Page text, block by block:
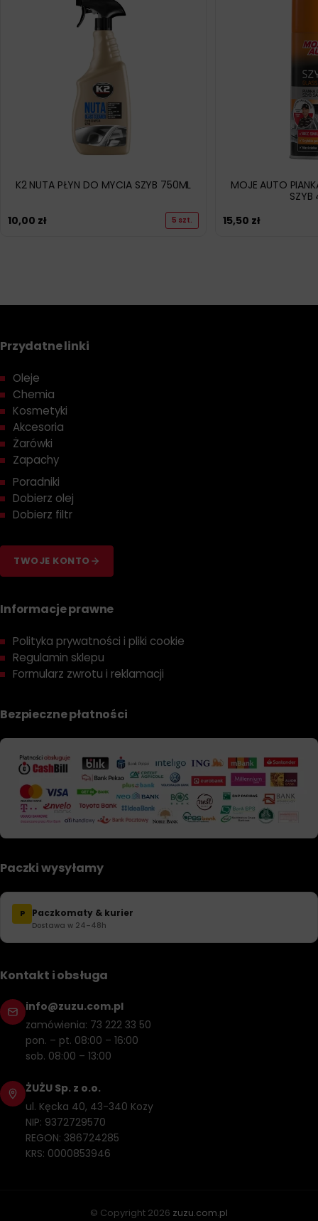
K2 NUTA PŁYN DO MYCIA SZYB 750ML
10,00 zł 5 szt.
MOJE AUTO
15,50 zł
Przydatne linki
Oleje
Chemia
Kosmetyki
Akcesoria
Żarówki
Zapachy
Poradniki
Dobierz olej
Dobierz filtr
TWOJE KONTO
Informacje prawne
Polityka prywatności i pliki cookie
Regulamin sklepu
Formularz zwrotu i reklamacji
Bezpieczne płatności
Paczki wysyłamy
P Paczkomaty & kurier
Dostawa w 24–48h
Kontakt i obsługa
info@zuzu.com.pl
zamówienia: 73 222 33 50
pon. – pt. 08:00 – 16:00
sob. 08:00 – 13:00
ŻUŻU Sp. z o.o.
ul. Kęcka 40, 43-340 Kozy
NIP: 9372729570
REGON: 386724285
KRS: 0000853946
© Copyright 2026 zuzu.com.pl